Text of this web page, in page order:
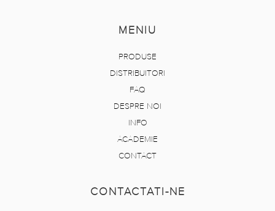
MENIU
PRODUSE
DISTRIBUITORI
FAQ
DESPRE NOI
INFO
ACADEMIE
CONTACT
CONTACTATI-NE